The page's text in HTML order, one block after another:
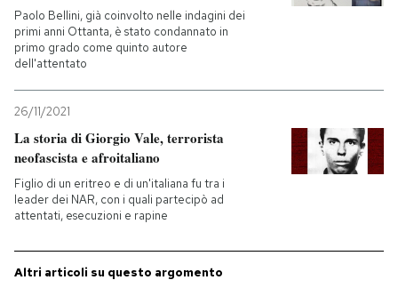
Paolo Bellini, già coinvolto nelle indagini dei
primi anni Ottanta, è stato condannato in
primo grado come quinto autore
dell'attentato
26/11/2021
La storia di Giorgio Vale, terrorista
neofascista e afroitaliano
Figlio di un eritreo e di un'italiana fu tra i
leader dei NAR, con i quali partecipò ad
attentati, esecuzioni e rapine
Altri articoli su questo argomento